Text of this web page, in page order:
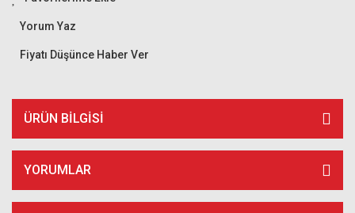
Yorum Yaz
Fiyatı Düşünce Haber Ver
ÜRÜN BILGISI
YORUMLAR